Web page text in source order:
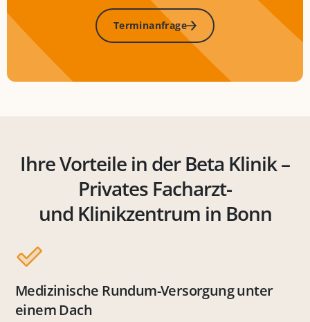
Terminanfrage
Ihre Vorteile in der Beta Klinik –
Privates Facharzt-
und Klinikzentrum in Bonn
Medizinische Rundum-Versorgung unter
einem Dach